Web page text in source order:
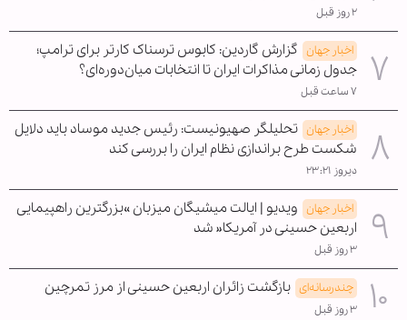
۲ روز قبل
اخبار جهان گزارش گاردین: کابوس ترسناک کارتر برای ترامپ؛
جدول زمانی مذاکرات ایران تا انتخابات میان‌دوره‌ای؟
۷ ساعت قبل
اخبار جهان تحلیلگر صهیونیست: رئیس جدید موساد باید دلایل
شکست طرح براندازی نظام ایران را بررسی کند
دیروز ۲۳:۲۱
اخبار جهان ویدیو | ایالت میشیگان میزبان »بزرگترین راهپیمایی
اربعین حسینی در آمریکا« شد
۳ روز قبل
چندرسانه‌ای بازگشت زائران اربعین حسینی از مرز تمرچین
۳ روز قبل